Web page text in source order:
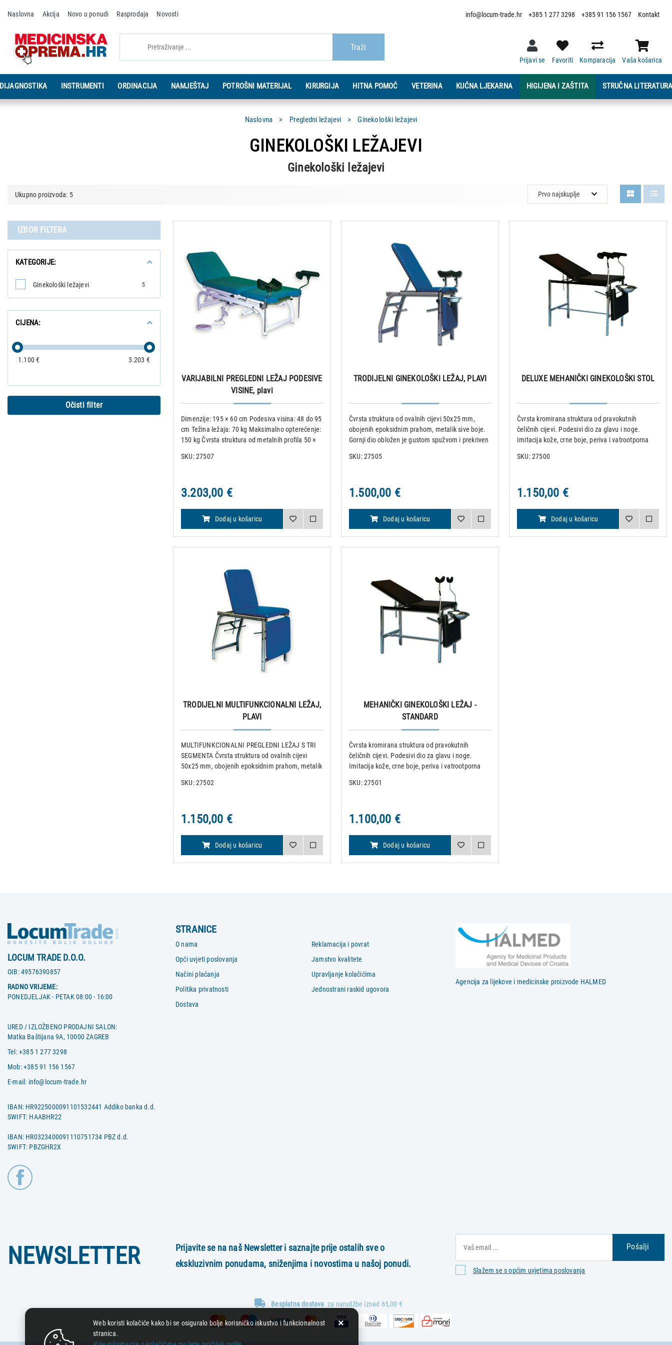
Naslovna Akcija Novo u ponudi Rasprodaja Novosti info@locum-trade.hr +385 1 277 3298 +385 91 156 1567 Kontakt
Traži
Vaša košarica
Komparacija
Favoriti
Prijavi se
INSTRUMENTI ORDINACIJA NAMJEŠTAJ POTROŠNI MATERIJAL KIRURGIJA HITNA POMOĆ VETERINA KUĆNA LJEKARNA HIGIJENA I ZAŠTITA STRUČNA
Naslovna Pregledni ležajevi Ginekološki ležajevi
GINEKOLOŠKI LEŽAJEVI
Ginekološki ležajevi
Ukupno proizvoda: 5
IZBOR FILTERA
KATEGORIJE:
Ginekološki ležajevi 5
CIJENA:
1.100 € 3.203 €
Očisti filter
VARIJABILNI PREGLEDNI LEŽAJ PODESIVE
VISINE, plavi
Dimenzije: 195 × 60 cm Podesiva visina: 48 do 95
cm Težina ležaja: 70 kg Maksimalno opterećenje:
150 kg Čvrsta struktura od metalnih profila 50 ×
se sastoji od tri dijela podstavljena spužvom viso
SKU: 27507
3.203,00 €
Dodaj u košaricu
TRODIJELNI GINEKOLOŠKI LEŽAJ, PLAVI
Čvrsta struktura od ovalnih cijevi 50x25 mm,
obojenih epoksidnim prahom, metalik sive boje.
Gornji dio obložen je gustom spužvom i prekriven
kože klase 1 IM. Naslon za leđa i dio za noge
SKU: 27505
1.500,00 €
Dodaj u košaricu
DELUXE MEHANIČKI GINEKOLOŠKI STOL
Čvrsta kromirana struktura od pravokutnih
čeličnih cijevi. Podesivi dio za glavu i noge.
Imitacija kože, crne boje, periva i vatrootporna
posudom od nehrđajućeg čelika O 31 cm i
SKU: 27500
1.150,00 €
Dodaj u košaricu
TRODIJELNI MULTIFUNKCIONALNI LEŽAJ,
PLAVI
MULTIFUNKCIONALNI PREGLEDNI LEŽAJ S TRI
SEGMENTA Čvrsta struktura od ovalnih cijevi
50x25 mm, obojenih epoksidnim prahom, metalik
prekriven perivim, vatrootpornim materijalom od
SKU: 27502
1.150,00 €
Dodaj u košaricu
MEHANIČKI GINEKOLOŠKI LEŽAJ -
STANDARD
Čvrsta kromirana struktura od pravokutnih
čeličnih cijevi. Podesivi dio za glavu i noge.
Imitacija kože, crne boje, periva i vatrootporna
posudom od nehrđajućeg čelika O 31 cm i
SKU: 27501
1.100,00 €
Dodaj u košaricu
LOCUM TRADE D.O.O.
OIB:49576390857
RADNO VRIJEME:
PONEDJELJAK - PETAK 08:00 - 16:00
URED / IZLOŽBENO PRODAJNI SALON:
Matka Baštijana 9A, 10000 ZAGREB
Tel:+385 1 277 3298
Mob:+385 91 156 1567
E-mail: info@locum-trade.hr
IBAN: HR9225000091101532441 Addiko banka d.d.
SWIFT: HAABHR22
IBAN: HR0323400091110751734 PBZ d.d.
SWIFT: PBZGHR2X
STRANICE
O nama
Opći uvjeti poslovanja
Načini plaćanja
Politika privatnosti
Dostava
Reklamacija i povrat
Jamstvo kvalitete
Upravljanje kolačićima
Jednostrani raskid ugovora
Agencija za lijekove i medicinske proizvode HALMED
NEWSLETTER
Prijavite se na naš Newsletter i saznajte prije ostalih sve o
ekskluzivnim ponudama, sniženjima i novostima u našoj ponudi.
Pošalji
Slažem se s općim uvjetima poslovanja
Besplatna dostava za narudžbe iznad 65,00 €
Web koristi kolačiće kako bi se osiguralo bolje korisničko iskustvo i funkcionalnost
stranica.